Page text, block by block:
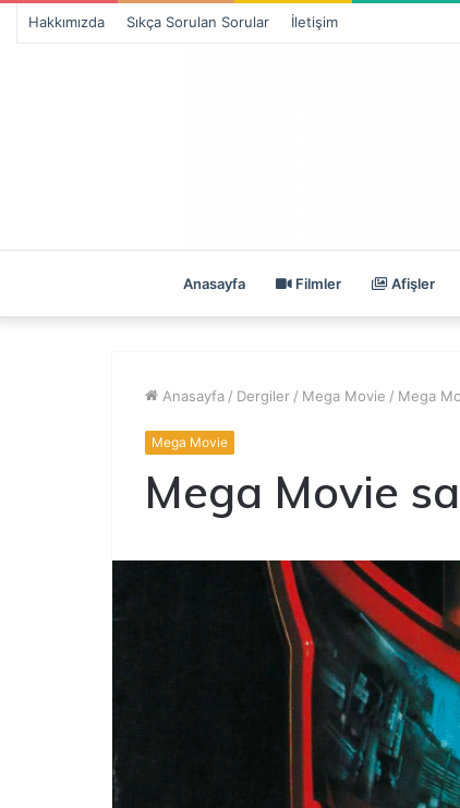
Hakkımızda Sıkça Sorulan Sorular İletişim
Anasayfa Filmler Afişler
Anasayfa / Dergiler / Mega Movie / Mega
Mega Movie
Mega Movie